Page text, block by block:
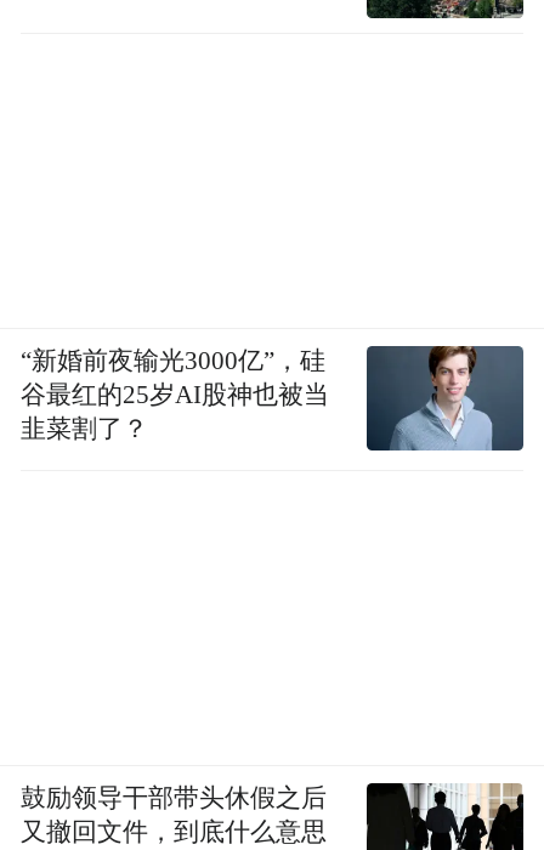
“新婚前夜输光3000亿”，硅
谷最红的25岁AI股神也被当
韭菜割了？
鼓励领导干部带头休假之后
又撤回文件，到底什么意思